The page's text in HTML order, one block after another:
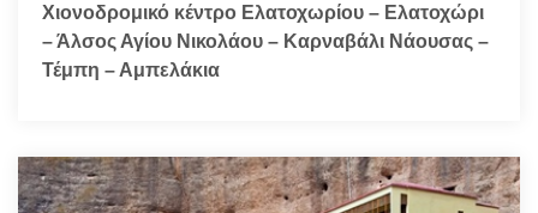
Χιονοδρομικό κέντρο Ελατοχωρίου – Ελατοχώρι
– Άλσος Αγίου Νικολάου – Καρναβάλι Νάουσας –
Τέμπη – Αμπελάκια